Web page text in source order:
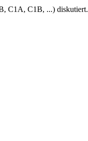
C1A, C1B, ...) diskutiert.